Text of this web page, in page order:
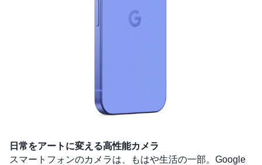
日常をアートに変える高性能カメラ
スマートフォンのカメラは、もはや生活の一部。Google